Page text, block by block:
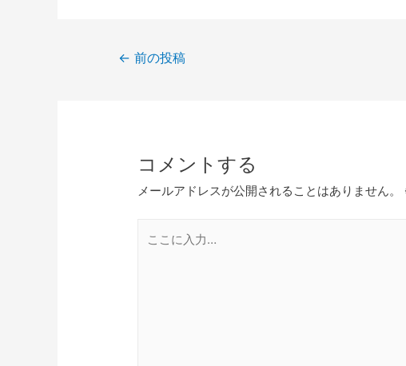
← 前の投稿
コメントする
メールアドレスが公開されることはありません。